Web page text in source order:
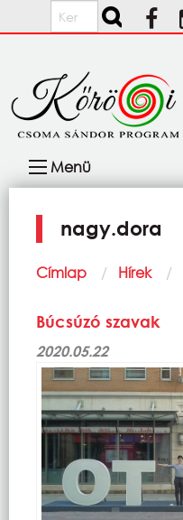
Ugrás a tartalomra
Keresés
navigáció
Menü
nagy.dora
Morzsa
Címlap Hírek
Búcsúzó szavak
2020.05.22